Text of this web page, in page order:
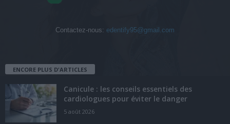
Contactez-nous: edentify95@gmail.com
ENCORE PLUS D'ARTICLES
Canicule : les conseils essentiels des
cardiologues pour éviter le danger
5 août 2026